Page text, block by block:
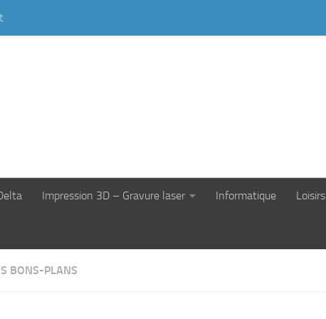
Impression 3D – Gravure laser Informatique Loisirs
BONS-PLANS